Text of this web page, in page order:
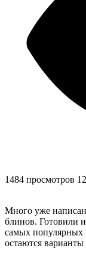
1484 просмотров
Много уже
блинов. Готовили
самых популярных
остаются